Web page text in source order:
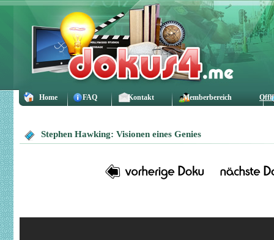
Home FAQ Kontakt Memberbereich
Stephen Hawking: Visionen eines Genies